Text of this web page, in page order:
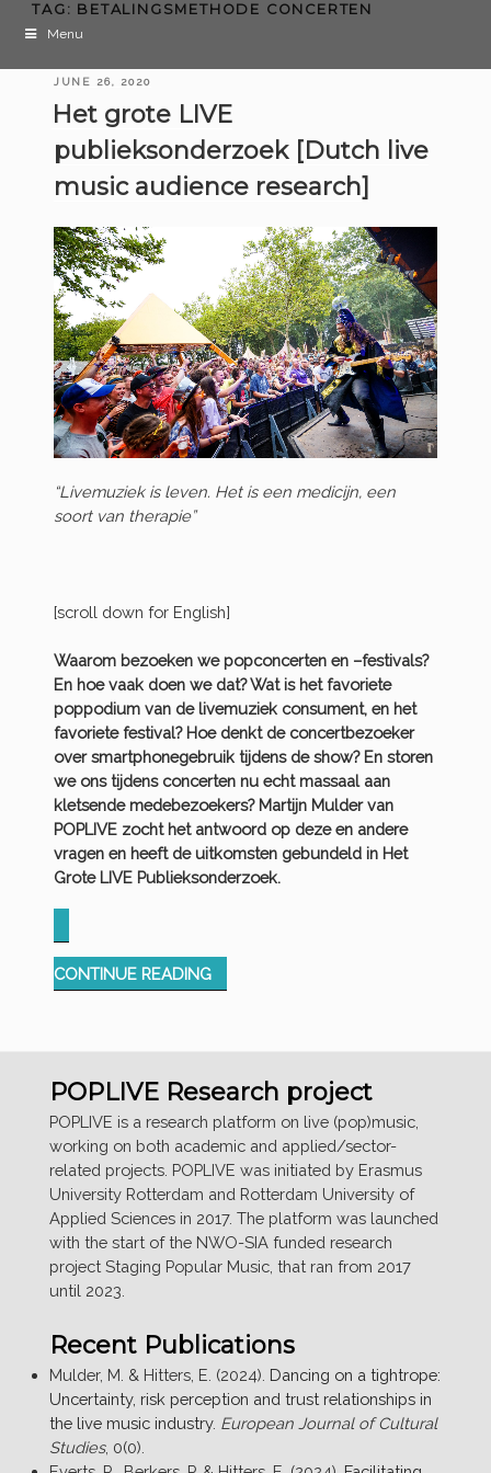
Menu
TAG: BETALINGSMETHODE CONCERTEN
POSTED
ON
JUNE 26, 2020
Het grote LIVE
publieksonderzoek [Dutch live
music audience research]
“Livemuziek is leven. Het is een medicijn, een
soort van therapie”
[scroll down for English]
Waarom bezoeken we popconcerten en –festivals?
En hoe vaak doen we dat? Wat is het favoriete
poppodium van de livemuziek consument, en het
favoriete festival? Hoe denkt de concertbezoeker
over smartphonegebruik tijdens de show? En storen
we ons tijdens concerten nu echt massaal aan
kletsende medebezoekers? Martijn Mulder van
POPLIVE zocht het antwoord op deze en andere
vragen en heeft de uitkomsten gebundeld in Het
Grote LIVE Publieksonderzoek.
CONTINUE READING“HET
GROTE
LIVE
MUSIC
AUDIENCE
RESEARCH]”
POPLIVE Research project
POPLIVE is a research platform on live (pop)music,
working on both academic and applied/sector-
related projects. POPLIVE was initiated by Erasmus
University Rotterdam and Rotterdam University of
Applied Sciences in 2017. The platform was launched
with the start of the NWO-SIA funded research
project Staging Popular Music, that ran from 2017
until 2023.
Recent Publications
Mulder, M. & Hitters, E. (2024). Dancing on a tightrope:
Uncertainty, risk perception and trust relationships in
the live music industry. European Journal of Cultural
Studies, 0(0).